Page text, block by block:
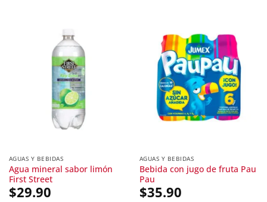
AGUAS Y BEBIDAS
Agua mineral sabor limón
First Street
$29.90
AGUAS Y BEBIDAS
Bebida con jugo de fruta Pau
Pau
$35.90